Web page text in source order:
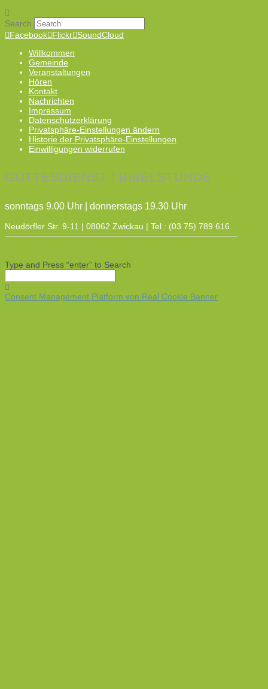
Search
Facebook Flickr SoundCloud
Willkommen
Gemeinde
Veranstaltungen
Hören
Kontakt
Nachrichten
Impressum
Datenschutzerklärung
Privatsphäre-Einstellungen ändern
Historie der Privatsphäre-Einstellungen
Einwilligungen widerrufen
GOTTESDIENST | BIBELSTUNDE
sonntags 9.00 Uhr | donnerstags 19.30 Uhr
Neudörfler Str. 9-11 | 08062 Zwickau | Tel.: (03 75) 789 616
Type and Press “enter” to Search
Consent Management Platform von Real Cookie Banner